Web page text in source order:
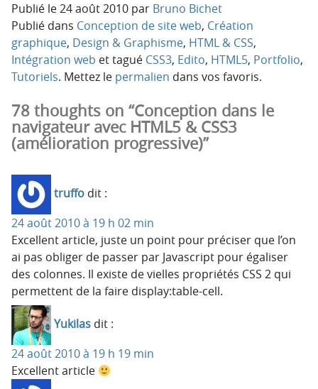
Publié le24 août 2010 par Bruno Bichet
Publié dans Conception de site web, Création
graphique, Design & Graphisme, HTML & CSS,
Intégration web et tagué CSS3, Edito, HTML5, Portfolio,
Tutoriels. Mettez le permalien dans vos favoris.
78 thoughts on “Conception dans le
navigateur avec HTML5 & CSS3
(amélioration progressive)”
truffo dit :
24 août 2010 à 19 h 02 min
Excellent article, juste un point pour préciser que l’on
ai pas obliger de passer par Javascript pour égaliser
des colonnes. Il existe de vielles propriétés CSS 2 qui
permettent de la faire display:table-cell.
Yukilas dit :
24 août 2010 à 19 h 19 min
Excellent article